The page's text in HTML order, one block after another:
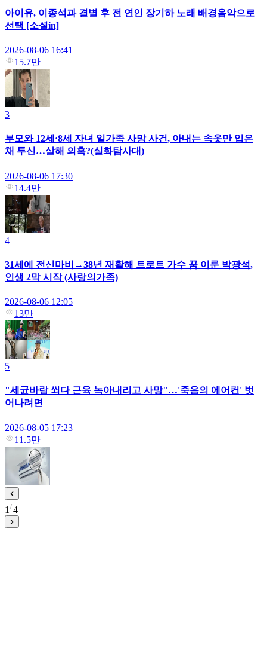
아이유, 이종석과 결별 후 전 연인 장기하 노래 배경음악으로
선택 [소셜in]
2026-08-06 16:41
15.7만
3
부모와 12세·8세 자녀 일가족 사망 사건, 아내는 속옷만 입은
채 투신…살해 의혹?(실화탐사대)
2026-08-06 17:30
14.4만
4
31세에 전신마비→38년 재활해 트로트 가수 꿈 이룬 박광석,
인생 2막 시작 (사랑의가족)
2026-08-06 12:05
13만
5
"세균바람 쐬다 근육 녹아내리고 사망"…'죽음의 에어컨' 벗
어나려면
2026-08-05 17:23
11.5만
1 4